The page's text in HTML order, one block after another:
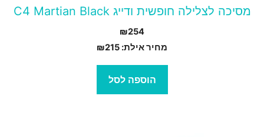
מסיכה לצלילה חופשית ודייג C4 Martian Black
₪254
מחיר אילת:
₪215
הוספה לסל